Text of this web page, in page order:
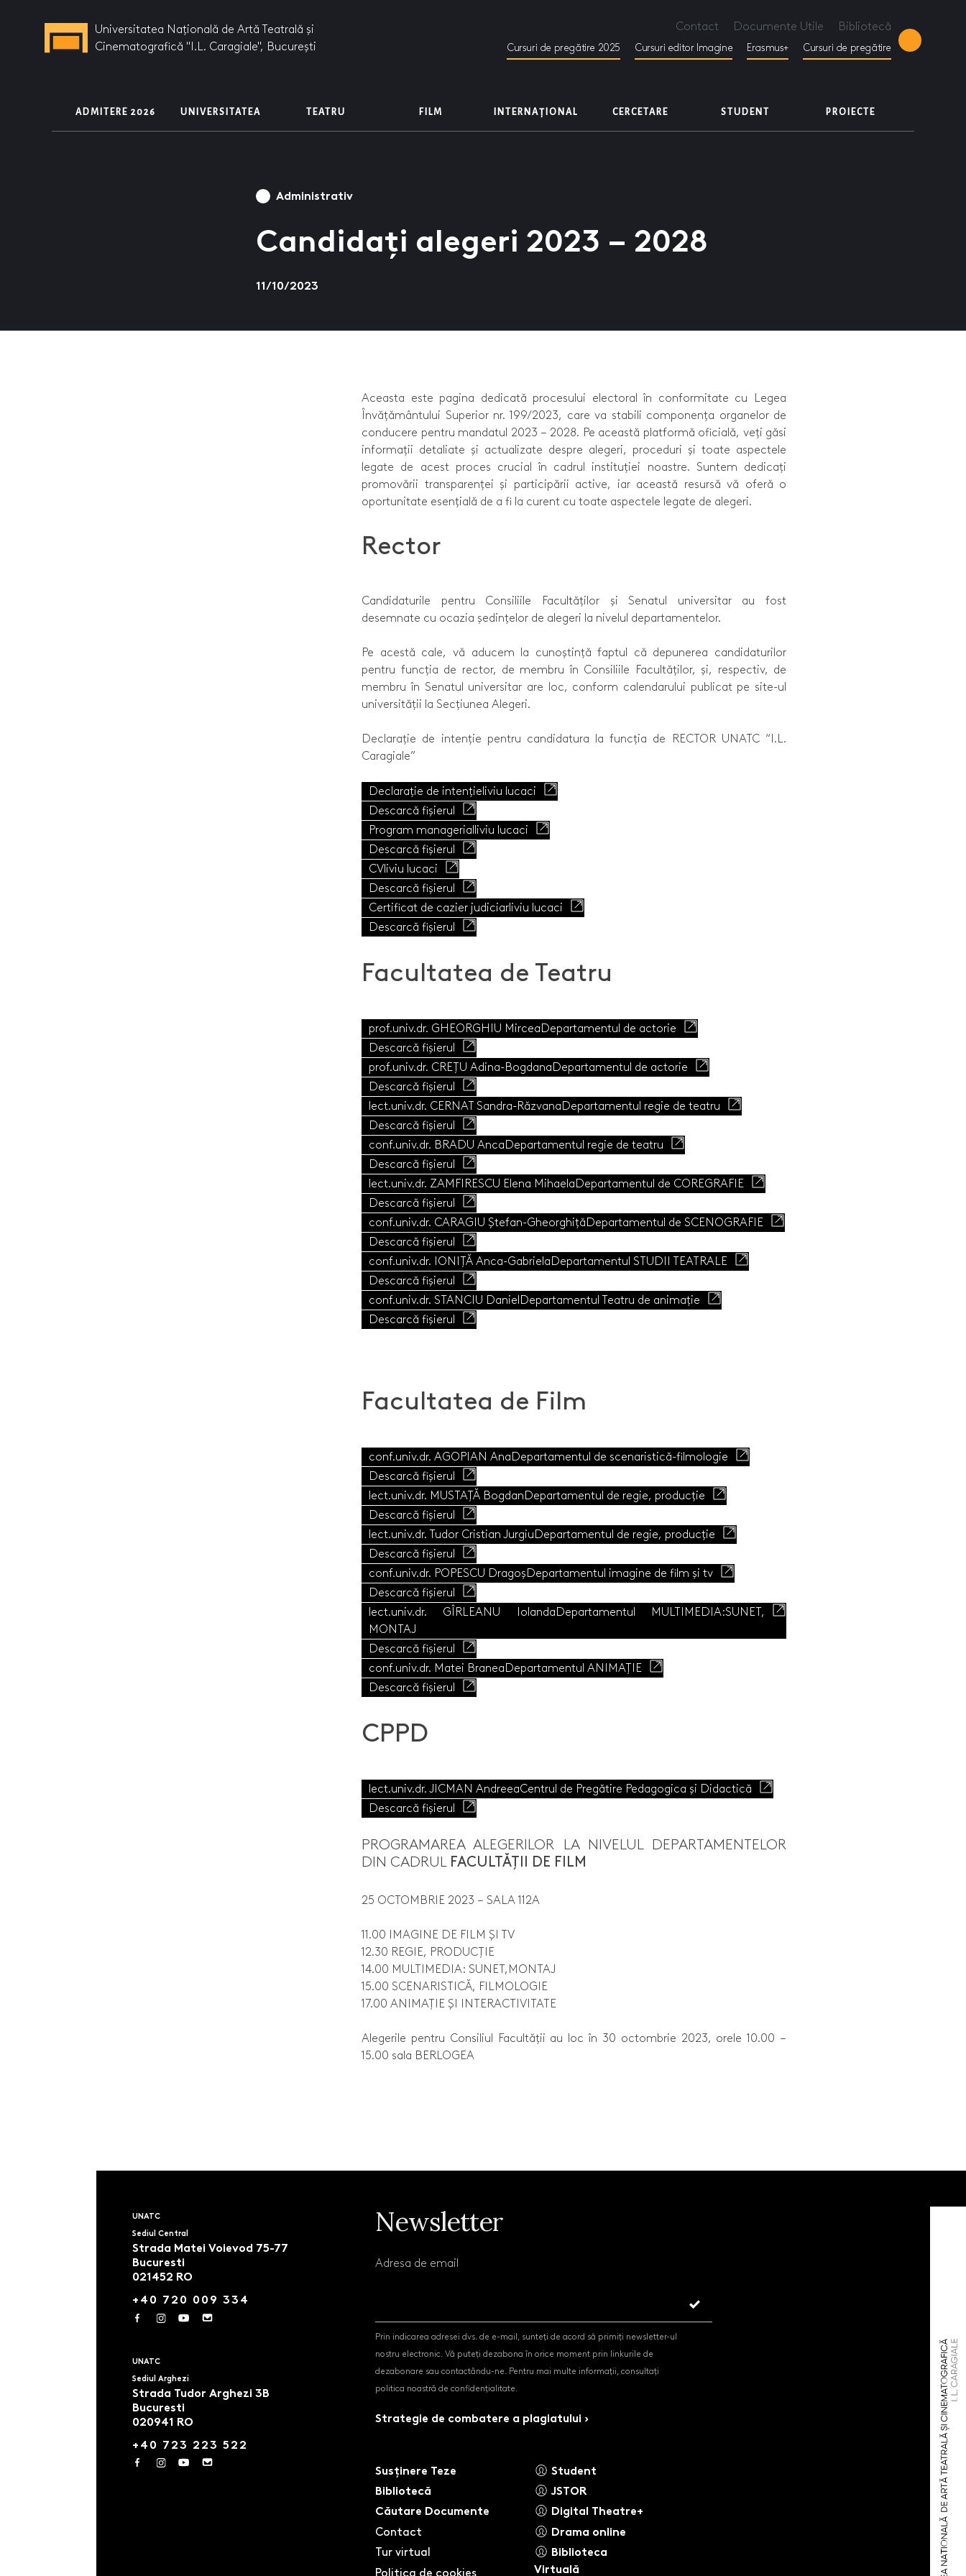
Universitatea Națională de Artă Teatrală și
Cinematografică "I.L. Caragiale", București
Contact Documente Utile Bibliotecă
Cursuri de pregătire 2025 Cursuri editor Imagine Erasmus+ Cursuri de pregătire
ADMITERE 2026 UNIVERSITATEA TEATRU FILM INTERNAȚIONAL CERCETARE STUDENT PROIECTE
Administrativ
Candidați alegeri 2023 – 2028
11/10/2023
Aceasta este pagina dedicată procesului electoral în conformitate cu Legea
Învățământului Superior nr. 199/2023, care va stabili componența organelor de
conducere pentru mandatul 2023 – 2028. Pe această platformă oficială, veți găsi
informații detaliate și actualizate despre alegeri, proceduri și toate aspectele
legate de acest proces crucial în cadrul instituției noastre. Suntem dedicați
promovării transparenței și participării active, iar această resursă vă oferă o
oportunitate esențială de a fi la curent cu toate aspectele legate de alegeri.
Rector
Candidaturile pentru Consiliile Facultăților și Senatul universitar au fost
desemnate cu ocazia ședințelor de alegeri la nivelul departamentelor.
Pe acestă cale, vă aducem la cunoștință faptul că depunerea candidaturilor
pentru funcția de rector, de membru în Consiliile Facultăților, și, respectiv, de
membru în Senatul universitar are loc, conform calendarului publicat pe site-ul
universității la Secțiunea Alegeri.
Declarație de intenție pentru candidatura la funcția de RECTOR UNATC “I.L.
Caragiale”
Declarație de intențieliviu lucaci
Descarcă fișierul
Program managerialliviu lucaci
Descarcă fișierul
CVliviu lucaci
Descarcă fișierul
Certificat de cazier judiciarliviu lucaci
Descarcă fișierul
Facultatea de Teatru
prof.univ.dr. GHEORGHIU MirceaDepartamentul de actorie
Descarcă fișierul
prof.univ.dr. CREȚU Adina-BogdanaDepartamentul de actorie
Descarcă fișierul
lect.univ.dr. CERNAT Sandra-RăzvanaDepartamentul regie de teatru
Descarcă fișierul
conf.univ.dr. BRADU AncaDepartamentul regie de teatru
Descarcă fișierul
lect.univ.dr. ZAMFIRESCU Elena MihaelaDepartamentul de COREGRAFIE
Descarcă fișierul
conf.univ.dr. CARAGIU Ștefan-GheorghițăDepartamentul de SCENOGRAFIE
Descarcă fișierul
conf.univ.dr. IONIȚĂ Anca-GabrielaDepartamentul STUDII TEATRALE
Descarcă fișierul
conf.univ.dr. STANCIU DanielDepartamentul Teatru de animație
Descarcă fișierul
Facultatea de Film
conf.univ.dr. AGOPIAN AnaDepartamentul de scenaristică-filmologie
Descarcă fișierul
lect.univ.dr. MUSTAȚĂ BogdanDepartamentul de regie, producție
Descarcă fișierul
lect.univ.dr. Tudor Cristian JurgiuDepartamentul de regie, producție
Descarcă fișierul
conf.univ.dr. POPESCU DragoșDepartamentul imagine de film și tv
Descarcă fișierul
lect.univ.dr. GÎRLEANU IolandaDepartamentul MULTIMEDIA:SUNET,
MONTAJ
Descarcă fișierul
conf.univ.dr. Matei BraneaDepartamentul ANIMAȚIE
Descarcă fișierul
CPPD
lect.univ.dr. JICMAN AndreeaCentrul de Pregătire Pedagogica și Didactică
Descarcă fișierul
PROGRAMAREA ALEGERILOR LA NIVELUL DEPARTAMENTELOR
DIN CADRUL FACULTĂȚII DE FILM
25 OCTOMBRIE 2023 – SALA 112A
11.00 IMAGINE DE FILM ȘI TV
12.30 REGIE, PRODUCȚIE
14.00 MULTIMEDIA: SUNET,MONTAJ
15.00 SCENARISTICĂ, FILMOLOGIE
17.00 ANIMAȚIE ȘI INTERACTIVITATE
Alegerile pentru Consiliul Facultății au loc în 30 octombrie 2023, orele 10.00 –
15.00 sala BERLOGEA
UNATC
Sediul Central
Strada Matei Voievod 75-77
Bucuresti
021452 RO
+40 720 009 334
UNATC
Sediul Arghezi
Strada Tudor Arghezi 3B
Bucuresti
020941 RO
+40 723 223 522
Newsletter
Adresa de email
Prin indicarea adresei dvs. de e-mail, sunteți de acord să primiți newsletter-ul
nostru electronic. Vă puteți dezabona în orice moment prin linkurile de
dezabonare sau contactându-ne. Pentru mai multe informații, consultați
politica noastră de confidențialitate.
Strategie de combatere a plagiatului ›
Susținere Teze
Bibliotecă
Căutare Documente
Contact
Tur virtual
Politica de cookies
Student
JSTOR
Digital Theatre+
Drama online
Biblioteca
Virtuală